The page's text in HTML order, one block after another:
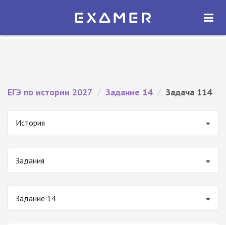
Экзамер — ЕГЭ 2027
ОТКРЫТЬ
ЕГЭ по истории 2027 / Задание 14 / Задача 114
История
Задания
Задание 14